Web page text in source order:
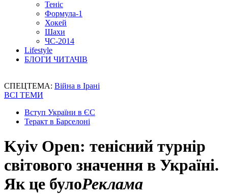
Теніс
Формула-1
Хокей
Шахи
ЧС-2014
Lifestyle
БЛОГИ ЧИТАЧІВ
СПЕЦТЕМА: Війна в Ірані
ВСІ ТЕМИ
Вступ України в ЄС
Теракт в Барселоні
Kyiv Open: тенісний турнір
світового значення в Україні.
Як це булоРеклама